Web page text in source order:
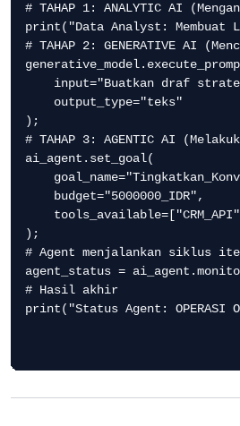
# TAHAP 1: ANALYTIC AI
print("Data Analyst: Membuat
# TAHAP 2: GENERATIVE AI
input="Buatkan draf
    output_type="teks"
);
# TAHAP 3: AGENTIC AI
ai_agent.set_goal(
    budget="5000000_IDR",
);
# Agent menjalankan siklus
agent_status =
# Hasil akhir
print("Status Agent: OPERASI